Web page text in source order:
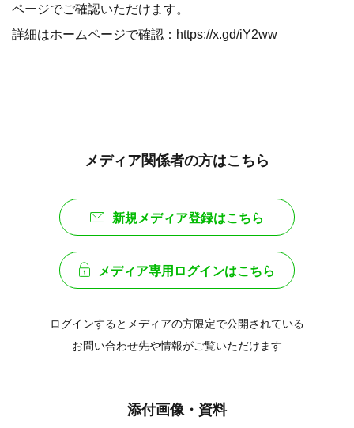
ページでご確認いただけます。
詳細はホームページで確認： https://x.gd/iY2ww
メディア関係者の方はこちら
新規メディア登録はこちら
メディア専用ログインはこちら
ログインするとメディアの方限定で公開されている
お問い合わせ先や情報がご覧いただけます
添付画像・資料